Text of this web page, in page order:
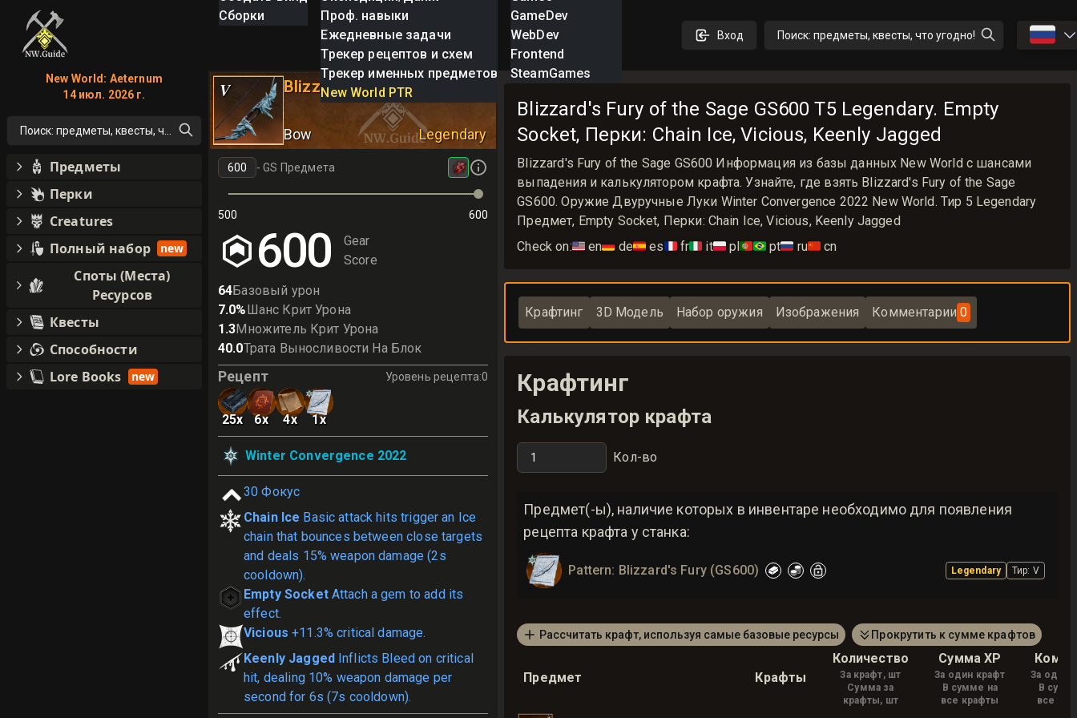
Сборки
Проф. навыки
Ежедневные задачи
Трекер рецептов и схем
Трекер именных предметов
New World PTR
GameDev
WebDev
Frontend
SteamGames
Вход Поиск: предметы, квесты, что угодно! 🇷🇺
V Blizzard's Fury of the Sage
Bow Legendary
-GS Предмета
500 600
600
Gear
Score
64Базовый урон
7.0%Шанс Крит Урона
1.3Множитель Крит Урона
40.0Трата Выносливости На Блок
Рецепт Уровень рецепта:0
25x 6x 4x 1x
Winter Convergence 2022
30 Фокус
Chain Ice Basic attack hits trigger an Ice
chain that bounces between close targets
and deals 15% weapon damage (2s
cooldown).
Empty Socket Attach a gem to add its
effect.
Vicious +11.3% critical damage.
Keenly Jagged Inflicts Bleed on critical
hit, dealing 10% weapon damage per
second for 6s (7s cooldown).
Blizzard's Fury of the Sage GS600 T5 Legendary. Empty
Socket, Перки: Chain Ice, Vicious, Keenly Jagged
Blizzard's Fury of the Sage GS600 Информация из базы данных New World с шансами
выпадения и калькулятором крафта. Узнайте, где взять Blizzard's Fury of the Sage
GS600. Оружие Двуручные Луки Winter Convergence 2022 New World. Тир 5 Legendary
Предмет, Empty Socket, Перки: Chain Ice, Vicious, Keenly Jagged
Check on:🇺🇸 en🇩🇪 de🇪🇸 es🇫🇷 fr🇮🇹 it🇵🇱 pl🇵🇹🇧🇷 pt🇷🇺 ru🇨🇳 cn
Крафтинг 3D Модель Набор оружия Изображения Комментарии 0
Крафтинг
Калькулятор крафта
Кол-во
Предмет(-ы), наличие которых в инвентаре необходимо для появления
рецепта крафта у станка:
Pattern: Blizzard's Fury (GS600) Legendary Тир: V
Рассчитать крафт, используя самые базовые ресурсы Прокрутить к сумме крафтов
Предмет Крафты
Количество
За крафт, шт
Сумма за
крафты, шт
Сумма XP
За один крафт
В сумме на
все крафты
За один
В
все
New World: Aeternum
14 июл. 2026 г.
Поиск: предметы, квесты, что угодно!
Предметы
Перки
Creatures
Полный набор
new
Споты (Места)
Ресурсов
Квесты
Способности
Lore Books
new